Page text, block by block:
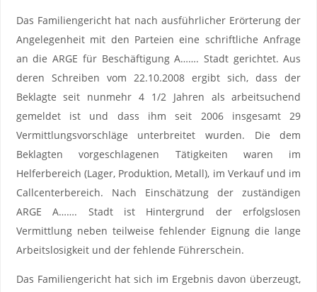
Das Familiengericht hat nach ausführlicher Erörterung der
Angelegenheit mit den Parteien eine schriftliche Anfrage
an die ARGE für Beschäftigung A……. Stadt gerichtet. Aus
deren Schreiben vom 22.10.2008 ergibt sich, dass der
Beklagte seit nunmehr 4 1/2 Jahren als arbeitsuchend
gemeldet ist und dass ihm seit 2006 insgesamt 29
Vermittlungsvorschläge unterbreitet wurden. Die dem
Beklagten vorgeschlagenen Tätigkeiten waren im
Helferbereich (Lager, Produktion, Metall), im Verkauf und im
Callcenterbereich. Nach Einschätzung der zuständigen
ARGE A……. Stadt ist Hintergrund der erfolgslosen
Vermittlung neben teilweise fehlender Eignung die lange
Arbeitslosigkeit und der fehlende Führerschein.
Das Familiengericht hat sich im Ergebnis davon überzeugt,